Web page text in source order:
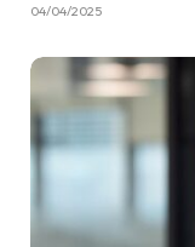
04/04/2025